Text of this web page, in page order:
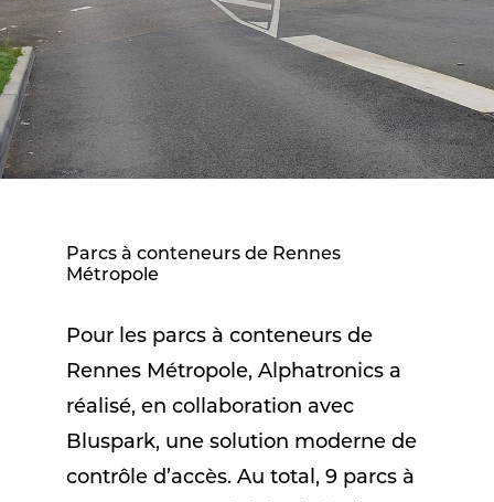
Parcs à conteneurs de Rennes
Métropole
Pour les parcs à conteneurs de
Rennes Métropole, Alphatronics a
réalisé, en collaboration avec
Bluspark, une solution moderne de
contrôle d’accès. Au total, 9 parcs à